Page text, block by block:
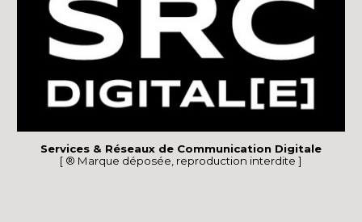
Services & Réseaux de Communication Digitale
[ ® Marque déposée, reproduction interdite ]